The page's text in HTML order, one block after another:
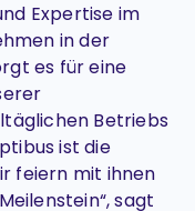
Expertise im
in der
es für eine
Betriebs
ist die
feiern mit ihnen
sagt